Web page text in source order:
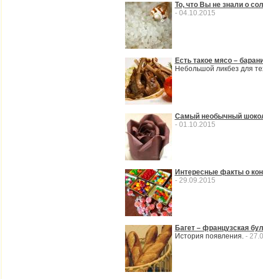
То, что Вы не знали о
- 04.10.2015
Есть такое мясо –
Небольшой ликбез для
Самый необычный
- 01.10.2015
Интересные факты о
- 29.09.2015
Багет – французская
История появления. -